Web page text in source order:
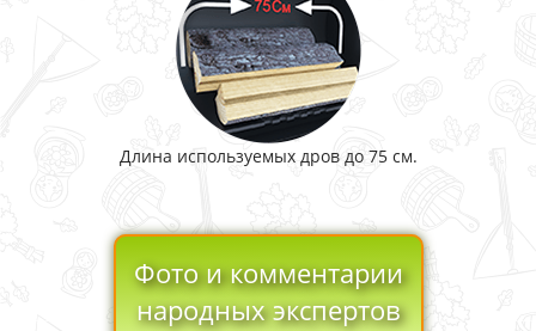
Длина используемых дров до 75 см.
Фото и комментарии
народных экспертов